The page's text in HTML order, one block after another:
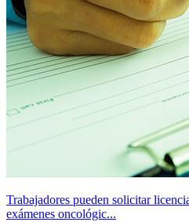
Trabajadores pueden solicitar
exámenes oncológic...